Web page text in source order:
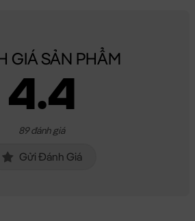
GIÁ SẢN PHẨM
4.4
89 đánh giá
Gửi Đánh Giá